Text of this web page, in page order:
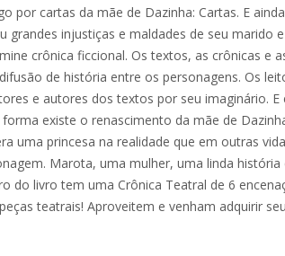
por cartas da mãe de Dazinha: Cartas. E
grandes injustiças e maldades de seu marido
crônica ficcional. Os textos, as crônicas e
de história entre os personagens. Os
e autores dos textos por seu imaginário. E
forma existe o renascimento da mãe de
uma princesa na realidade que em outras
Marota, uma mulher, uma linda história
do livro tem uma Crônica Teatral de 6
teatrais! Aproveitem e venham adquirir